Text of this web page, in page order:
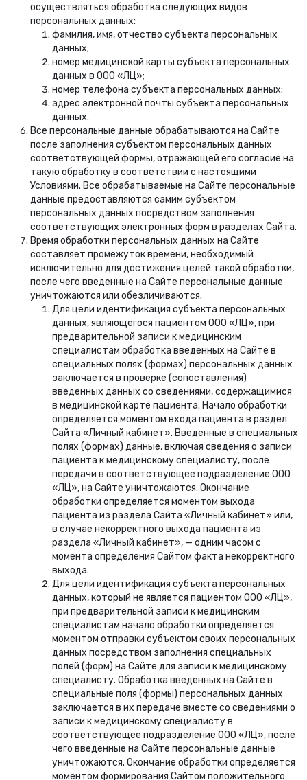
осуществляться обработка следующих видов
персональных данных:
фамилия, имя, отчество субъекта персональных
данных;
номер медицинской карты субъекта персональных
данных в ООО «ЛЦ»;
номер телефона субъекта персональных данных;
адрес электронной почты субъекта персональных
данных.
Все персональные данные обрабатываются на Сайте
после заполнения субъектом персональных данных
соответствующей формы, отражающей его согласие на
такую обработку в соответствии с настоящими
Условиями. Все обрабатываемые на Сайте персональные
данные предоставляются самим субъектом
персональных данных посредством заполнения
соответствующих электронных форм в разделах Сайта.
Время обработки персональных данных на Сайте
составляет промежуток времени, необходимый
исключительно для достижения целей такой обработки,
после чего введенные на Сайте персональные данные
уничтожаются или обезличиваются.
Для цели идентификация субъекта персональных
данных, являющегося пациентом ООО «ЛЦ», при
предварительной записи к медицинским
специалистам обработка введенных на Сайте в
специальных полях (формах) персональных данных
заключается в проверке (сопоставления)
введенных данных со сведениями, содержащимися
в медицинской карте пациента. Начало обработки
определяется моментом входа пациента в раздел
Сайта «Личный кабинет». Введенные в специальных
полях (формах) данные, включая сведения о записи
пациента к медицинскому специалисту, после
передачи в соответствующее подразделение ООО
«ЛЦ», на Сайте уничтожаются. Окончание
обработки определяется моментом выхода
пациента из раздела Сайта «Личный кабинет» или,
в случае некорректного выхода пациента из
раздела «Личный кабинет», — одним часом с
момента определения Сайтом факта некорректного
выхода.
Для цели идентификация субъекта персональных
данных, который не является пациентом ООО «ЛЦ»,
при предварительной записи к медицинским
специалистам начало обработки определяется
моментом отправки субъектом своих персональных
данных посредством заполнения специальных
полей (форм) на Сайте для записи к медицинскому
специалисту. Обработка введенных на Сайте в
специальные поля (формы) персональных данных
заключается в их передаче вместе со сведениями о
записи к медицинскому специалисту в
соответствующее подразделение ООО «ЛЦ», после
чего введенные на Сайте персональные данные
уничтожаются. Окончание обработки определяется
моментом формирования Сайтом положительного